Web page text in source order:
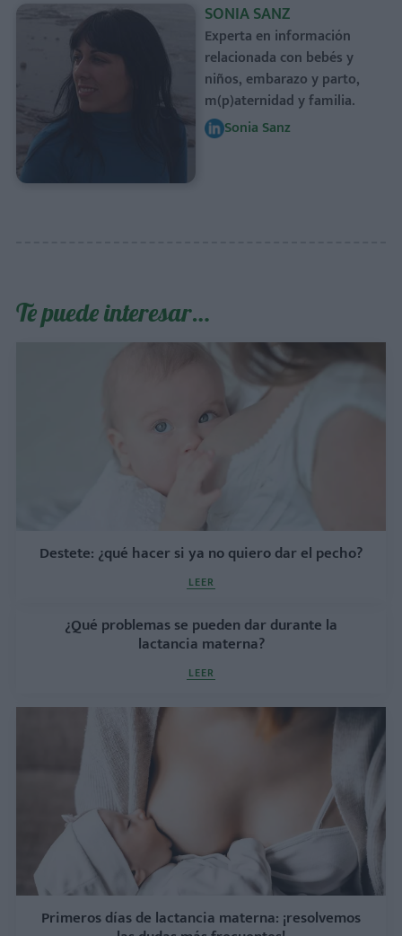
SONIA SANZ
Experta en información
relacionada con bebés y
niños, embarazo y parto,
m(p)aternidad y familia.
Sonia Sanz
Te puede interesar…
Destete: ¿qué hacer si ya no quiero dar el pecho?
LEER
¿Qué problemas se pueden dar durante la
lactancia materna?
LEER
Primeros días de lactancia materna: ¡resolvemos